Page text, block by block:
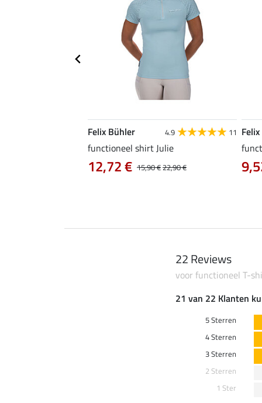
Felix Bühler 4.9 11
functioneel shirt Julie
15,90 €22,90 €
12,72 €
22 Reviews
voor functioneel T-
21 van 22 Klanten
5 Sterren
4 Sterren
3 Sterren
2 Sterren
1 Ster